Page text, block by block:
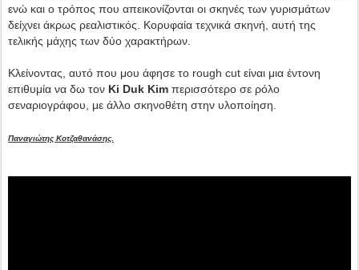
ενώ και ο τρόπος που απεικονίζονται οι σκηνές των γυρισμάτων
δείχνει άκρως ρεαλιστικός. Κορυφαία τεχνικά σκηνή, αυτή της
τελικής μάχης των δύο χαρακτήρων.
Κλείνοντας, αυτό που μου άφησε το rough cut είναι μια έντονη
επιθυμία να δω τον Ki Duk Kim περισσότερο σε ρόλο
σεναριογράφου, με άλλο σκηνοθέτη στην υλοποίηση.
Παναγιώτης Κοτζαθανάσης.